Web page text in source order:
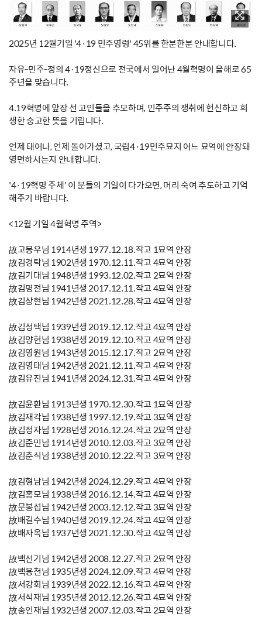
2025년 12월기일 '4·19 민주영령' 45위를 한분한분 안내합니다.
자유-민주-정의 4·19정신으로 전국에서 일어난 4월혁명이 올해로 65
주년을 맞습니다.
4.19혁명에 앞장 선 고인들을 추모하며, 민주주의 쟁취에 헌신하고 희
생한 숭고한 뜻을 기립니다.
언제 태어나, 언제 돌아가셨고, 국립4·19민주묘지 어느 묘역에 안장돼
영면하시는지 안내합니다.
'4·19혁명 주체' 이 분들의 기일이 다가오면, 머리 숙여 추도하고 기억
해주기 바랍니다.
<12월 기일 4월혁명 주역>
故고몽우님 1914년생 1977.12.18.작고 1묘역 안장
故김경탁님 1902년생 1970.12.11.작고 4묘역 안장
故김기대님 1948년생 1993.12.02.작고 2묘역 안장
故김명전님 1941년생 2017.12.11.작고 4묘역 안장
故김상현님 1942년생 2021.12.28.작고 4묘역 안장
故김성택님 1939년생 2019.12.12.작고 4묘역 안장
故김양현님 1938년생 2019.12.10.작고 4묘역 안장
故김영원님 1943년생 2015.12.17.작고 2묘역 안장
故김영태님 1942년생 2021.12.11.작고 4묘역 안장
故김유진님 1941년생 2024.12.31.작고 4묘역 안장
故김윤환님 1913년생 1970.12.30.작고 1묘역 안장
故김재각님 1938년생 1997.12.19.작고 3묘역 안장
故김정자님 1928년생 2016.12.24.작고 2묘역 안장
故김준민님 1914년생 2010.12.03.작고 3묘역 안장
故김춘식님 1938년생 2010.12.22.작고 3묘역 안장
故김형남님 1942년생 2024.12.29.작고 4묘역 안장
故김홍모님 1938년생 2016.12.14.작고 4묘역 안장
故문봉섭님 1942년생 2003.12.12.작고 3묘역 안장
故배길수님 1940년생 2019.12.24.작고 4묘역 안장
故배자옥님 1937년생 2021.12.30.작고 4묘역 안장
故백선기님 1942년생 2008.12.27.작고 2묘역 안장
故백용천님 1935년생 2024.12.09.작고 4묘역 안장
故서강회님 1939년생 2022.12.16.작고 4묘역 안장
故서석재님 1935년생 2012.12.26.작고 4묘역 안장
故송인재님 1932년생 2007.12.03.작고 2묘역 안장